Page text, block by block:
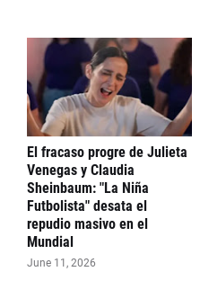
El fracaso progre de Julieta
Venegas y Claudia
Sheinbaum: "La Niña
Futbolista" desata el
repudio masivo en el
Mundial
June 11, 2026